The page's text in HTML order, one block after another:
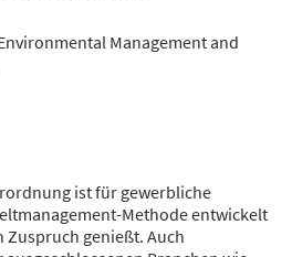
Management and
ist für gewerbliche
Methode entwickelt
genießt. Auch